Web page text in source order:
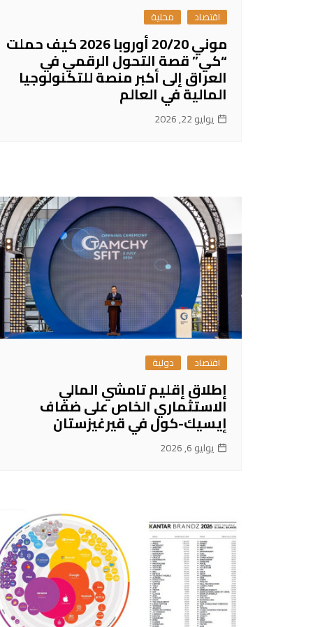
اقتصاد محلية
موني 20/20 أوروبا 2026 كيف حملت
“كي” قصة التحول الرقمي في
العراق إلى أكبر منصة للتكنولوجيا
المالية في العالم
يوليو 22, 2026
اقتصاد دولية
إطلاق إقليم تامشي المالي
الاستثماري الخاص على ضفاف
إيسيك-كول في قيرغيزستان
يوليو 6, 2026